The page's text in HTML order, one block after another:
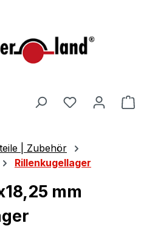
| Zubehör
Rillenkugellager
mm